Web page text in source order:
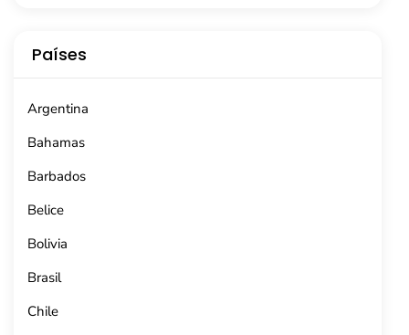
Países
Argentina
Bahamas
Barbados
Belice
Bolivia
Brasil
Chile